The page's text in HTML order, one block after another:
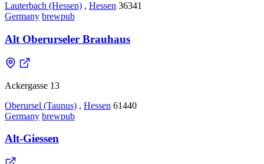
Lauterbach (Hessen) , Hessen 36341
Germany brewpub
Alt Oberurseler Brauhaus
Ackergasse 13
Oberursel (Taunus) , Hessen 61440
Germany brewpub
Alt-Giessen